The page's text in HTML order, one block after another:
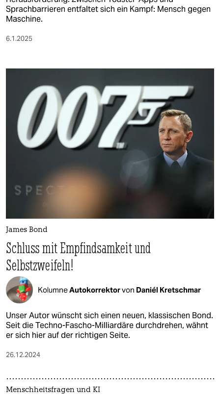
Sprachbarrieren entfaltet sich ein Kampf: Mensch gegen
Maschine.
6.1.2025
James Bond
Schluss mit Empfindsamkeit und
Selbstzweifeln!
KolumneAutokorrektorvon Daniél Kretschmar
Unser Autor wünscht sich einen neuen, klassischen Bond.
Seit die Techno-Fascho-Milliardäre durchdrehen, wähnt
er sich hier auf der richtigen Seite.
26.12.2024
Menschheitsfragen und KI